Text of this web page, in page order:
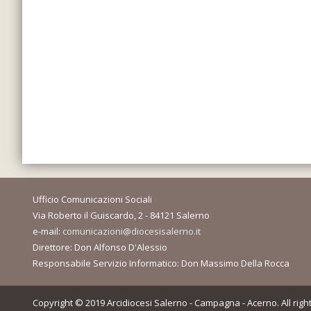
Ufficio Comunicazioni Sociali
Via Roberto il Guiscardo, 2 - 84121 Salerno
e-mail: comunicazioni@diocesisalerno.it
Direttore: Don Alfonso D'Alessio
Responsabile Servizio Informatico: Don Massimo Della Rocca
Copyright © 2019 Arcidiocesi Salerno - Campagna - Acerno. All